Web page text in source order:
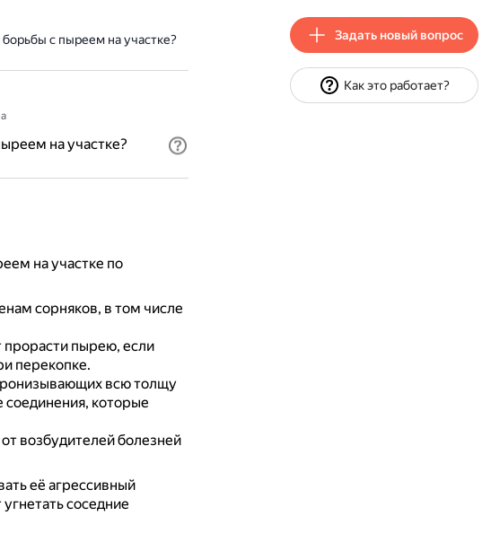
с пыреем на участке?
на участке?
на участке по
сорняков, в том числе
прорасти пырею, если
перекопке.
всю толщу
соединения, которые
возбудителей болезней
её агрессивный
соседние
Задать новый вопрос
Как это работает?